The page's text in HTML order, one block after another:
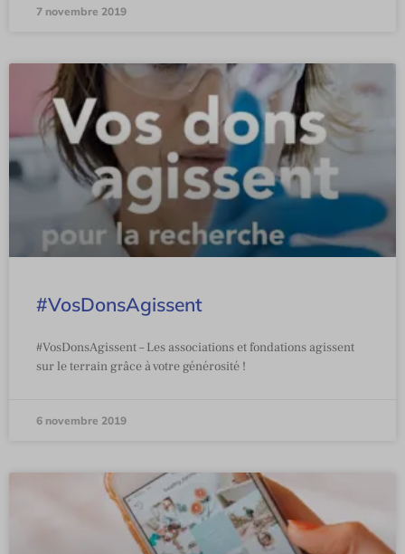
7 novembre 2019
#VosDonsAgissent
#VosDonsAgissent – Les associations et fondations agissent
sur le terrain grâce à votre générosité !
6 novembre 2019